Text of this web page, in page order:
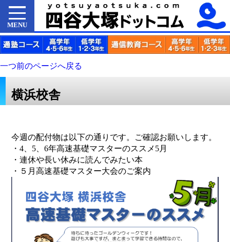
MENU
一つ前のページへ戻る
横浜校舎
今週の配付物は以下の通りです。ご確認お願いします。
・4、5、6年高速基礎マスターのススメ5月
・連休や長い休みに読んでみたい本
・ ５月高速基礎マスター大会のご案内